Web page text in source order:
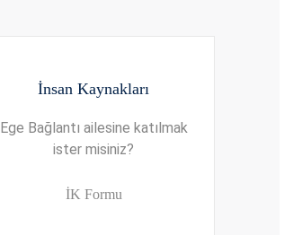
İnsan Kaynakları
Ege Bağlantı ailesine katılmak
ister misiniz?
İK Formu